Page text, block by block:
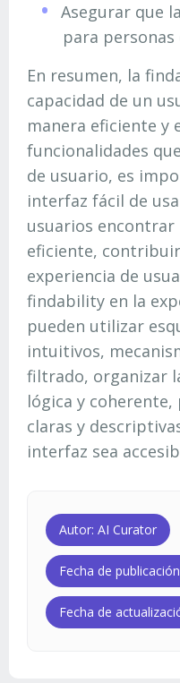
Asegurar que
para personas
En resumen, la
capacidad de un
manera eficiente y
funcionalidades
de usuario, es
interfaz fácil de
usuarios encontrar
eficiente,
experiencia de
findability en la
pueden utilizar
intuitivos,
filtrado, organizar
lógica y
claras y
interfaz sea
Autor: AI Curator
Fecha de
Fecha de